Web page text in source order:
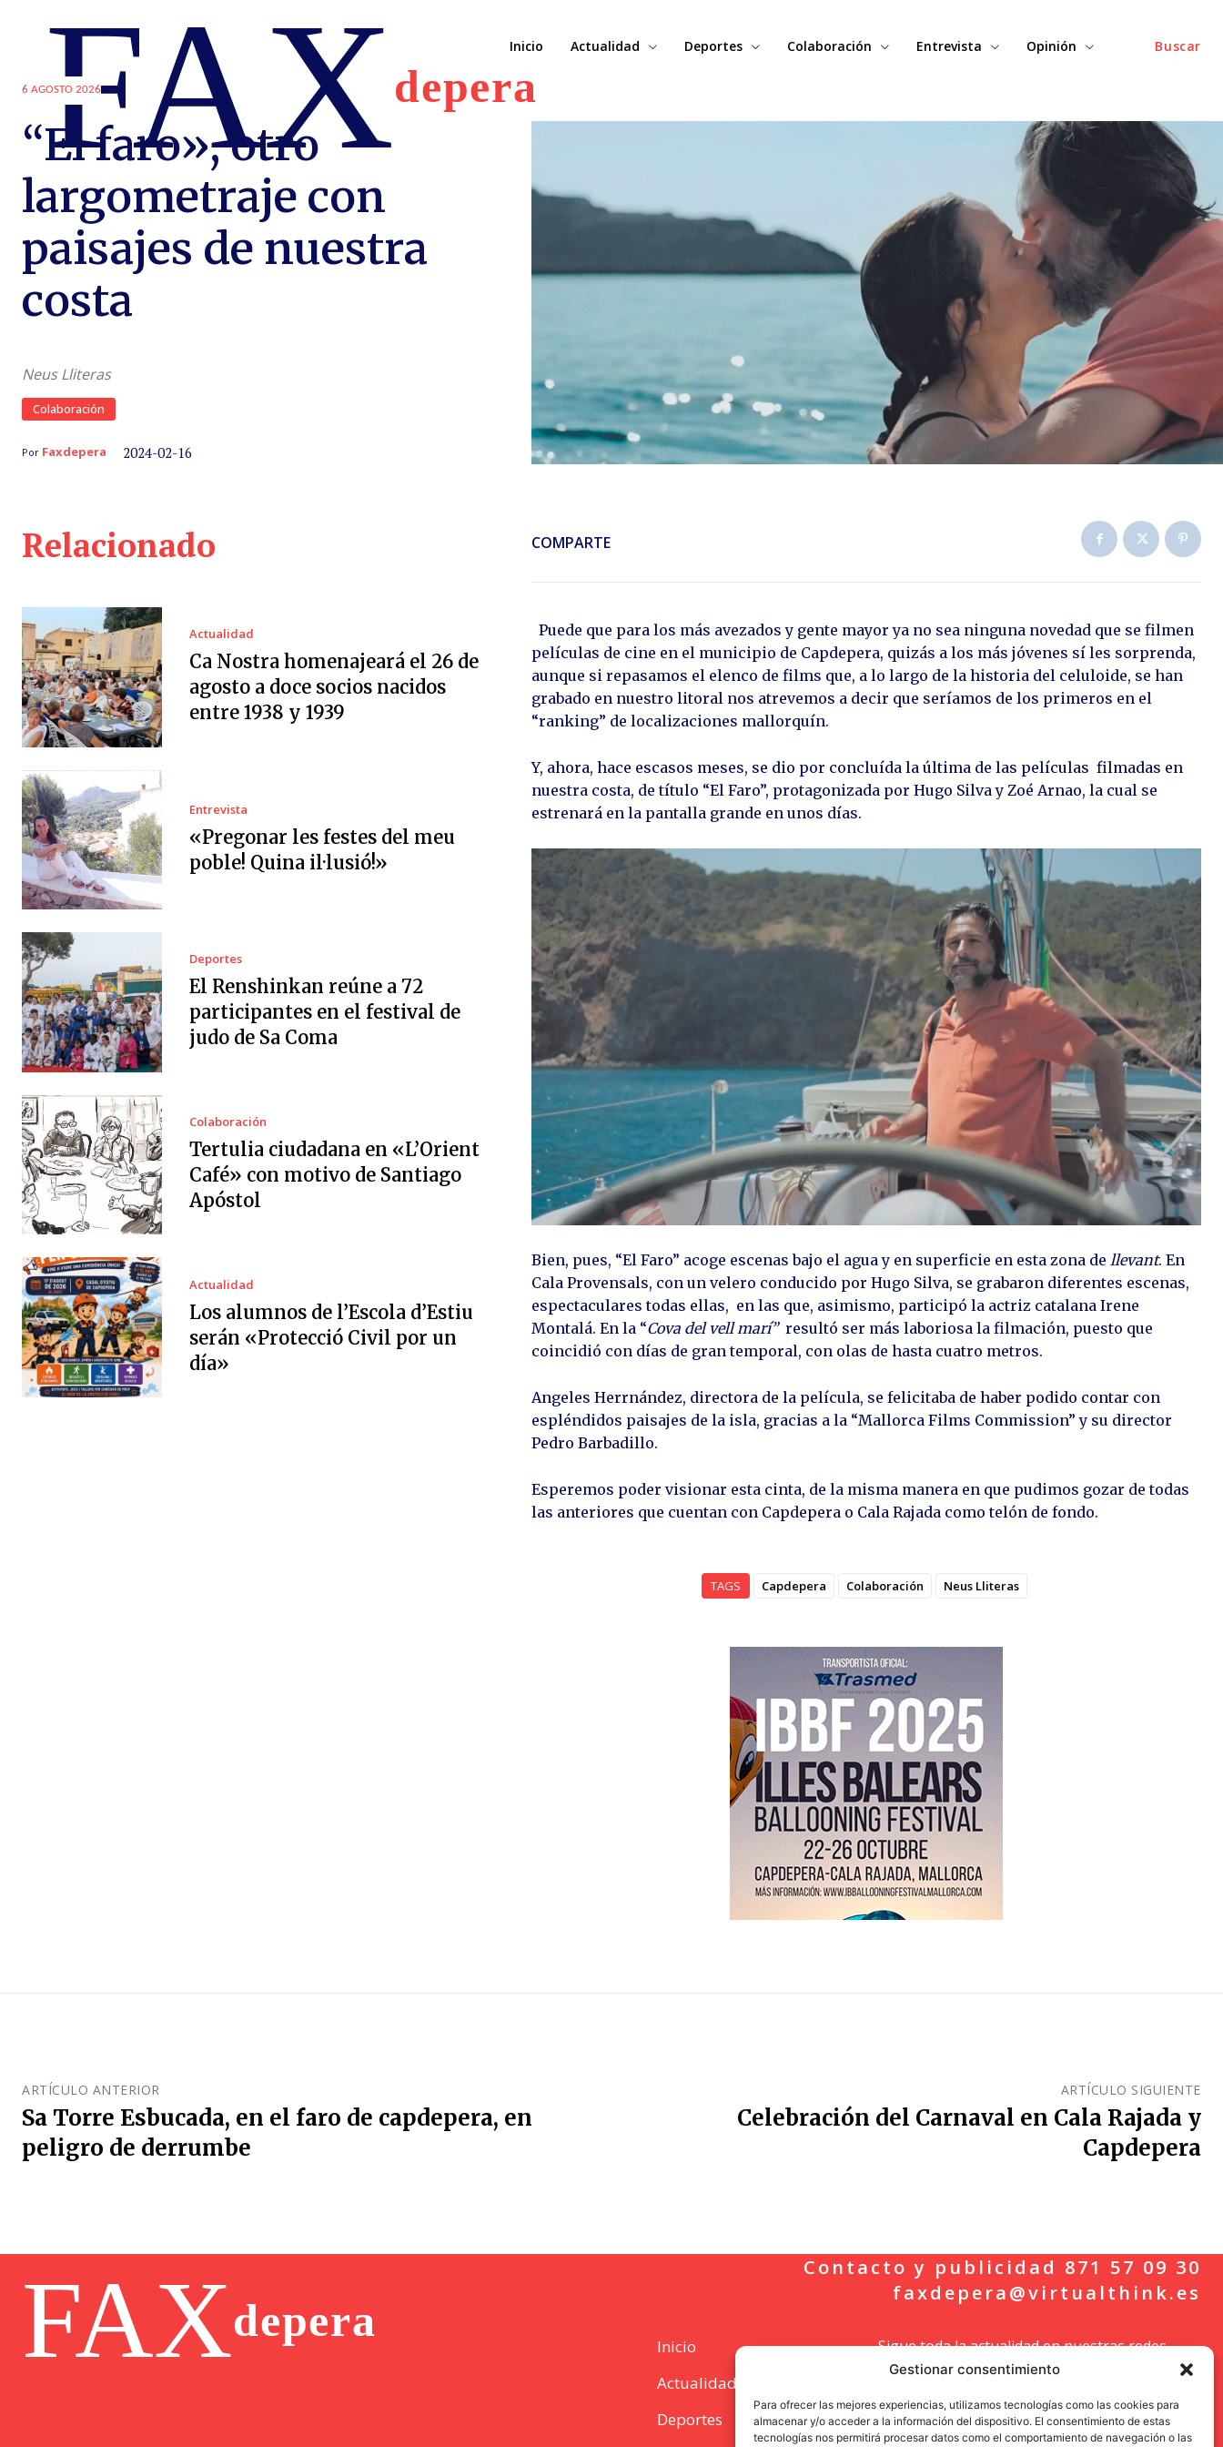
Gestionar consentimiento
Para ofrecer las mejores experiencias, utilizamos tecnologías como las cookies para
almacenar y/o acceder a la información del dispositivo. El consentimiento de estas
tecnologías nos permitirá procesar datos como el comportamiento de navegación o las
6 AGOSTO 2026
FAXdepera
Buscar
Inicio Actualidad Deportes Colaboración Entrevista Opinión
“El faro», otro
largometraje con
paisajes de nuestra
costa
Neus Lliteras
Colaboración
Por Faxdepera 2024-02-16
Relacionado
Actualidad
Ca Nostra homenajeará el 26 de
agosto a doce socios nacidos
entre 1938 y 1939
Entrevista
«Pregonar les festes del meu
poble! Quina il·lusió!»
Deportes
El Renshinkan reúne a 72
participantes en el festival de
judo de Sa Coma
Colaboración
Tertulia ciudadana en «L’Orient
Café» con motivo de Santiago
Apóstol
Actualidad
Los alumnos de l’Escola d’Estiu
serán «Protecció Civil por un
día»
COMPARTE
Puede que para los más avezados y gente mayor ya no sea ninguna novedad que se filmen
películas de cine en el municipio de Capdepera, quizás a los más jóvenes sí les sorprenda,
aunque si repasamos el elenco de films que, a lo largo de la historia del celuloide, se han
grabado en nuestro litoral nos atrevemos a decir que seríamos de los primeros en el
“ranking” de localizaciones mallorquín.
Y, ahora, hace escasos meses, se dio por concluída la última de las películas filmadas en
nuestra costa, de título “El Faro”, protagonizada por Hugo Silva y Zoé Arnao, la cual se
estrenará en la pantalla grande en unos días.
Bien, pues, “El Faro” acoge escenas bajo el agua y en superficie en esta zona de llevant. En
Cala Provensals, con un velero conducido por Hugo Silva, se grabaron diferentes escenas,
espectaculares todas ellas, en las que, asimismo, participó la actriz catalana Irene
Montalá. En la “Cova del vell marí” resultó ser más laboriosa la filmación, puesto que
coincidió con días de gran temporal, con olas de hasta cuatro metros.
Angeles Herrnández, directora de la película, se felicitaba de haber podido contar con
espléndidos paisajes de la isla, gracias a la “Mallorca Films Commission” y su director
Pedro Barbadillo.
Esperemos poder visionar esta cinta, de la misma manera en que pudimos gozar de todas
las anteriores que cuentan con Capdepera o Cala Rajada como telón de fondo.
TAGS Capdepera Colaboración Neus Lliteras
ARTÍCULO ANTERIOR
Sa Torre Esbucada, en el faro de capdepera, en
peligro de derrumbe
ARTÍCULO SIGUIENTE
Celebración del Carnaval en Cala Rajada y
Capdepera
FAXdepera
Contacto y publicidad 871 57 09 30
faxdepera@virtualthink.es
Inicio
Actualidad
Deportes
Sigue toda la actualidad en nuestras redes
sociales.